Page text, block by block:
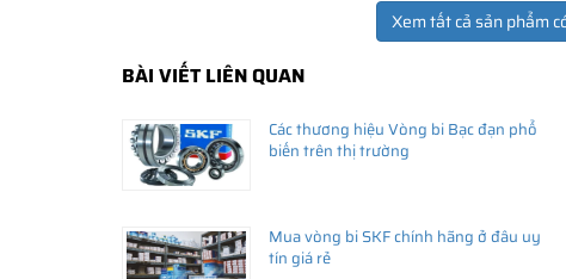
Xem tất cả sản phẩm
BÀI VIẾT LIÊN QUAN
Các thương hiệu Vòng bi Bạc đạn phổ
biến trên thị trường
Mua vòng bi SKF chính hãng ở đâu uy
tín giá rẻ